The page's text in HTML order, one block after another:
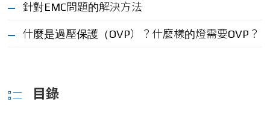
針對EMC問題的解決方法
什麼是過壓保護（OVP）？什麼樣的燈需要OVP？
目錄